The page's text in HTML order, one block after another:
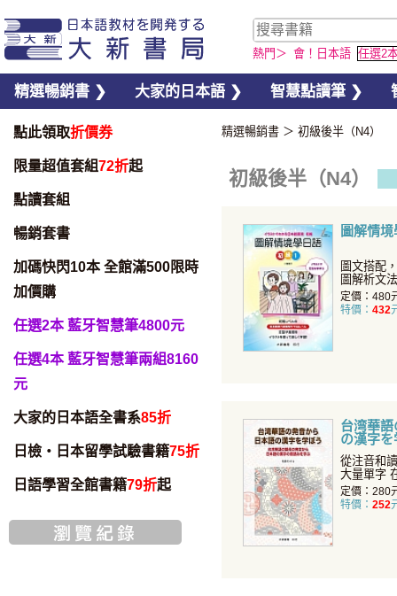
熱門＞ 會！日本語 任選2
精選暢銷書 ❯ 大家的日本語 ❯ 智慧點讀筆 ❯
點此領取折價券
限量超值套組72折起
點讀套組
暢銷套書
加碼快閃10本 全館滿500限時
加價購
任選2本 藍牙智慧筆4800元
任選4本 藍牙智慧筆兩組8160
元
大家的日本語全書系85折
日檢・日本留學試驗書籍75折
日語學習全館書籍79折起
精選暢銷書 ＞ 初級後半（N4）
初級後半（N4）
圖解情
圖文搭配
圖解析文
步神速。
定價：480
特價： 432
台湾華
の漢字
從注音和
大量單字 在日本一般社會生活中
所使用之
定價：280
特價： 252